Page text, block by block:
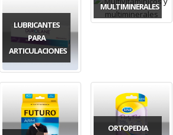
LUBRICANTES
PARA
ARTICULACIONES
MULTIMINERALES
ORTOPEDIA